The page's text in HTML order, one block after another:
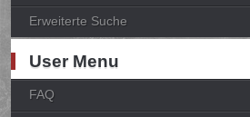
Erweiterte Suche
User Menu
FAQ